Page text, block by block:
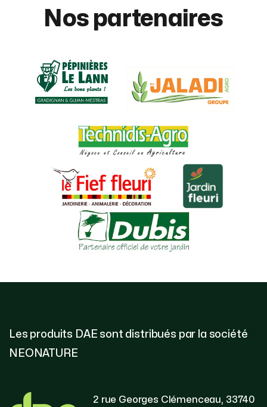
Nos partenaires
Les produits DAE sont distribués par la société
NEONATURE
2 rue Georges Clémenceau, 33740